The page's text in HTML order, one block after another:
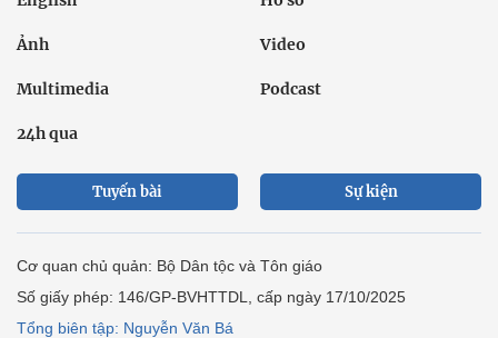
Ảnh Video
Multimedia Podcast
24h qua
Tuyến bài Sự kiện
Cơ quan chủ quản: Bộ Dân tộc và Tôn giáo
Số giấy phép: 146/GP-BVHTTDL, cấp ngày 17/10/2025
Tổng biên tập: Nguyễn Văn Bá